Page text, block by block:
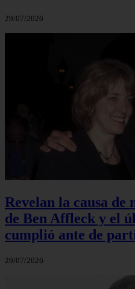
29/07/2026
Revelan la causa de
de Ben Affleck y el
cumplió ante de
29/07/2026